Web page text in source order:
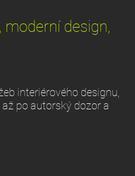
design,
interiérového designu,
po autorský dozor a